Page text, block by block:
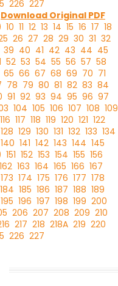
226 227
Download Original PDF
10 11 12 13 14 15 16 17 18
26 27 28 29 30 31 32
39 40 41 42 43 44 45
52 53 54 55 56 57 58
65 66 67 68 69 70 71
78 79 80 81 82 83 84
91 92 93 94 95 96 97
104 105 106 107 108 109
116 117 118 119 120 121 122
128 129 130 131 132 133 134
140 141 142 143 144 145
151 152 153 154 155 156
162 163 164 165 166 167
173 174 175 176 177 178
184 185 186 187 188 189
195 196 197 198 199 200
206 207 208 209 210
217 218 218A 219 220
226 227